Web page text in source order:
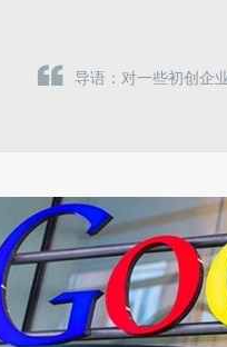
导语：对一些初创企